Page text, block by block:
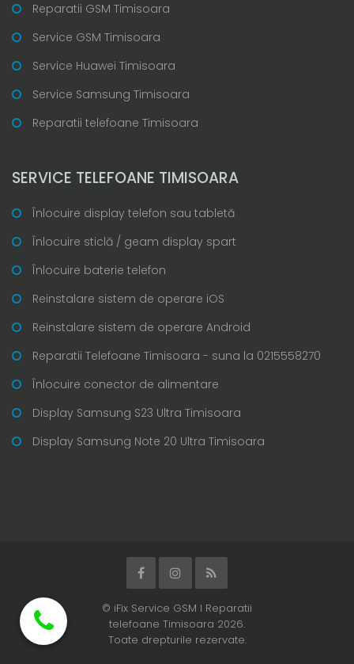
Reparatii GSM Timisoara
Service GSM Timisoara
Service Huawei Timisoara
Service Samsung Timisoara
Reparatii telefoane Timisoara
SERVICE TELEFOANE TIMISOARA
Înlocuire display telefon sau tabletă
Înlocuire sticlă / geam display spart
Înlocuire baterie telefon
Reinstalare sistem de operare iOS
Reinstalare sistem de operare Android
Reparatii Telefoane Timisoara - suna la 0215558270
Înlocuire conector de alimentare
Display Samsung S23 Ultra Timisoara
Display Samsung Note 20 Ultra Timisoara
© iFix Service GSM I Reparatii
telefoane Timisoara 2026.
Toate drepturile rezervate.